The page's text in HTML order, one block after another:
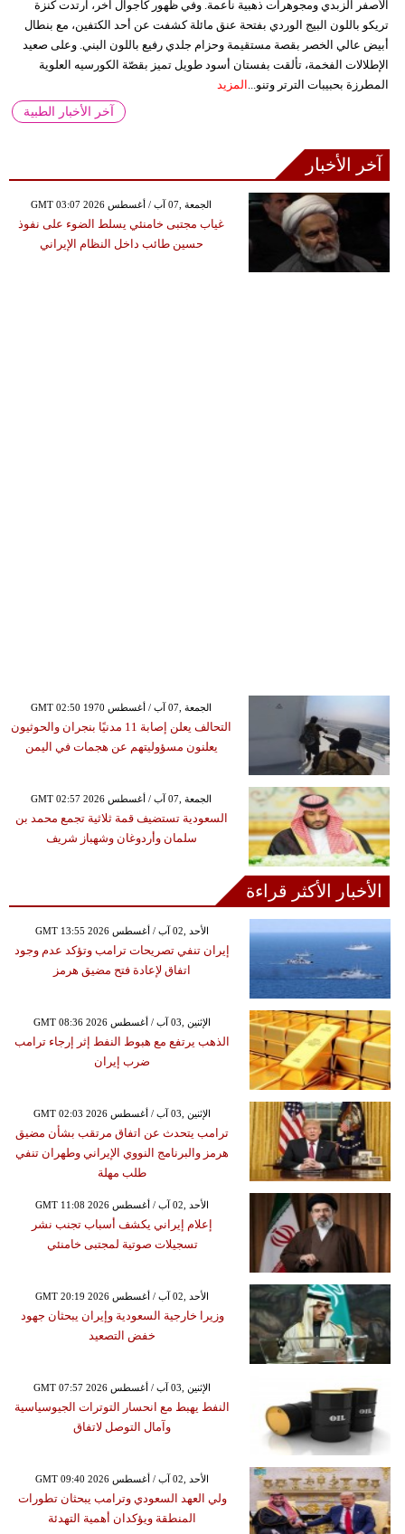
الأصفر الزبدي ومجوهرات ذهبية ناعمة. وفي ظهور كاجوال آخر، ارتدت كنزة
تريكو باللون البيج الوردي بفتحة عنق مائلة كشفت عن أحد الكتفين، مع بنطال
أبيض عالي الخصر بقصة مستقيمة وحزام جلدي رفيع باللون البني. وعلى صعيد
الإطلالات الفخمة، تألقت بفستان أسود طويل تميز بقصّة الكورسيه العلوية
المطرزة بحبيبات الترتر وتنو... المزيد
آخر الأخبار الطبية
آخر الأخبار
GMT 03:07 2026 الجمعة ,07 آب / أغسطس
غياب مجتبى خامنئي يسلط الضوء على نفوذ
حسين طائب داخل النظام الإيراني
GMT 02:50 1970 الجمعة ,07 آب / أغسطس
التحالف يعلن إصابة 11 مدنيًا بنجران والحوثيون
يعلنون مسؤوليتهم عن هجمات في اليمن
GMT 02:57 2026 الجمعة ,07 آب / أغسطس
السعودية تستضيف قمة ثلاثية تجمع محمد بن
سلمان وأردوغان وشهباز شريف
الأخبار الأكثر قراءة
GMT 13:55 2026 الأحد ,02 آب / أغسطس
إيران تنفي تصريحات ترامب وتؤكد عدم وجود
اتفاق لإعادة فتح مضيق هرمز
GMT 08:36 2026 الإثنين ,03 آب / أغسطس
الذهب يرتفع مع هبوط النفط إثر إرجاء ترامب
ضرب إيران
GMT 02:03 2026 الإثنين ,03 آب / أغسطس
ترامب يتحدث عن اتفاق مرتقب بشأن مضيق
هرمز والبرنامج النووي الإيراني وطهران تنفي
طلب مهلة
GMT 11:08 2026 الأحد ,02 آب / أغسطس
إعلام إيراني يكشف أسباب تجنب نشر
تسجيلات صوتية لمجتبى خامنئي
GMT 20:19 2026 الأحد ,02 آب / أغسطس
وزيرا خارجية السعودية وإيران يبحثان جهود
خفض التصعيد
GMT 07:57 2026 الإثنين ,03 آب / أغسطس
النفط يهبط مع انحسار التوترات الجيوسياسية
وآمال التوصل لاتفاق
GMT 09:40 2026 الأحد ,02 آب / أغسطس
ولي العهد السعودي وترامب يبحثان تطورات
المنطقة ويؤكدان أهمية التهدئة